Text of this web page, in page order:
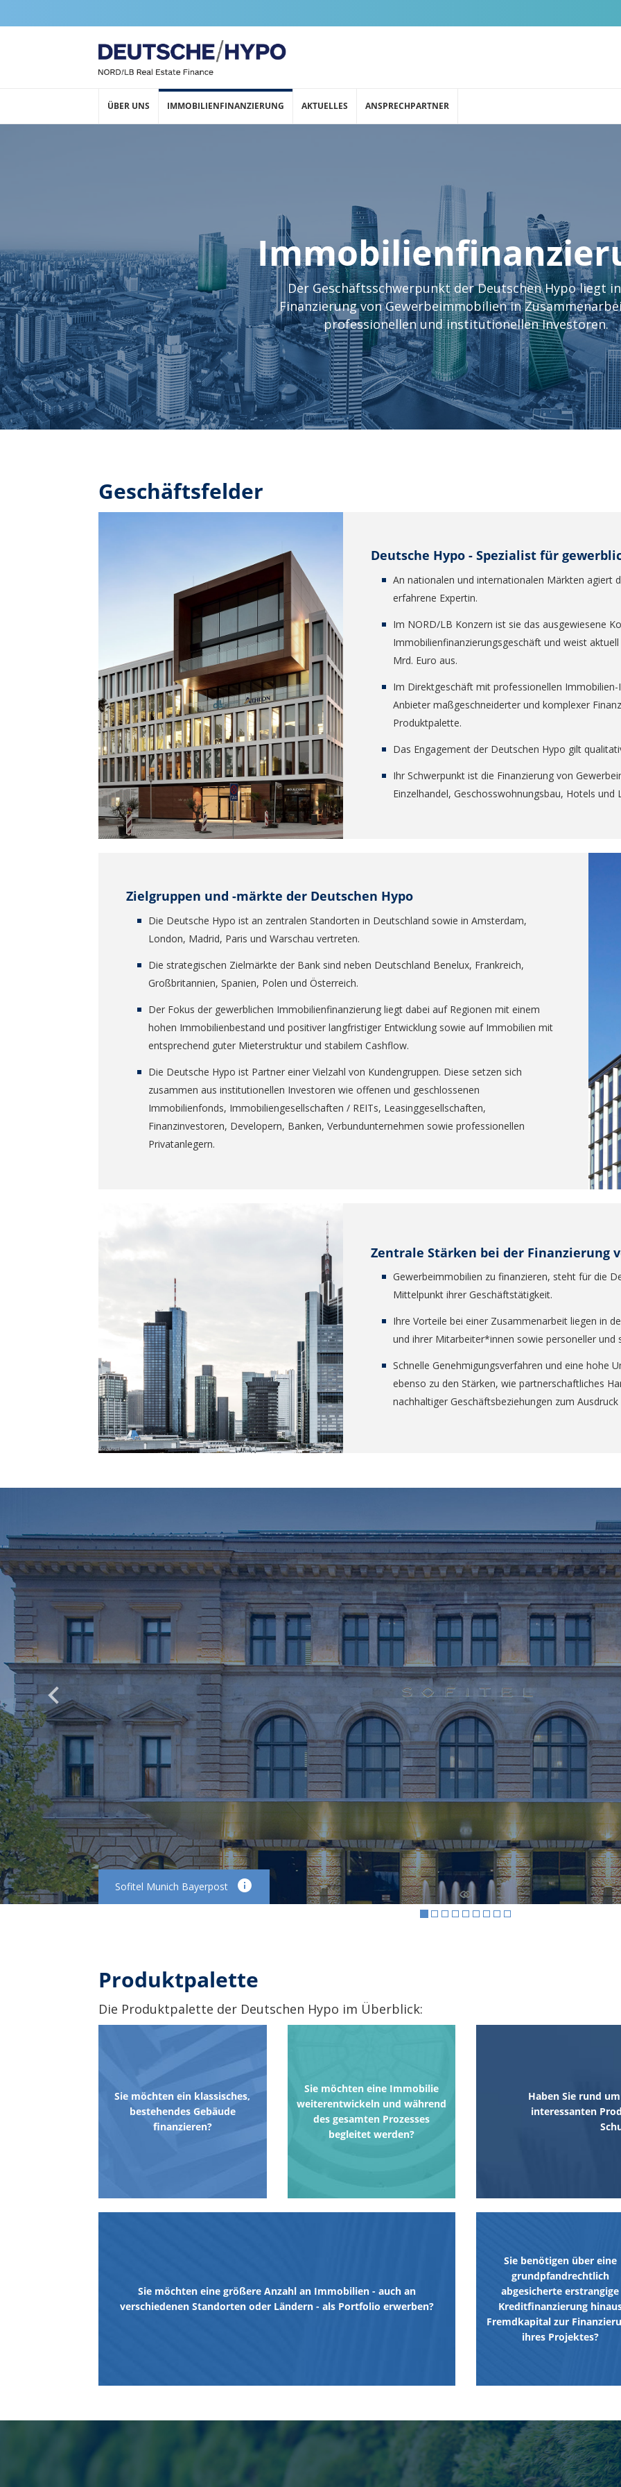
ÜBER UNS IMMOBILIENFINANZIERUNG AKTUELLES ANSPRECHPARTNER
Der Geschäftsschwerpunkt der Deutschen Hypo liegt
Finanzierung von Gewerbeimmobilien in
professionellen und institutionellen Investoren.
Geschäftsfelder
Deutsche Hypo - Spezialist für
An nationalen und internationalen Märkten agiert
erfahrene Expertin.
Im NORD/LB Konzern ist sie das ausgewiesene
Immobilienfinanzierungsgeschäft und weist
Mrd. Euro aus.
Im Direktgeschäft mit professionellen
Anbieter maßgeschneiderter und komplexer
Produktpalette.
Das Engagement der Deutschen Hypo gilt
Ihr Schwerpunkt ist die Finanzierung von
Einzelhandel, Geschosswohnungsbau, Hotels und
Zielgruppen und -märkte der Deutschen Hypo
Die Deutsche Hypo ist an zentralen Standorten in Deutschland sowie in Amsterdam,
London, Madrid, Paris und Warschau vertreten.
Die strategischen Zielmärkte der Bank sind neben Deutschland Benelux, Frankreich,
Großbritannien, Spanien, Polen und Österreich.
Der Fokus der gewerblichen Immobilienfinanzierung liegt dabei auf Regionen mit einem
hohen Immobilienbestand und positiver langfristiger Entwicklung sowie auf Immobilien mit
entsprechend guter Mieterstruktur und stabilem Cashflow.
Die Deutsche Hypo ist Partner einer Vielzahl von Kundengruppen. Diese setzen sich
zusammen aus institutionellen Investoren wie offenen und geschlossenen
Immobilienfonds, Immobiliengesellschaften / REITs, Leasinggesellschaften,
Finanzinvestoren, Developern, Banken, Verbundunternehmen sowie professionellen
Privatanlegern.
Zentrale Stärken bei der Finanzierung
Gewerbeimmobilien zu finanzieren, steht für die
Mittelpunkt ihrer Geschäftstätigkeit.
Ihre Vorteile bei einer Zusammenarbeit liegen in
und ihrer Mitarbeiter*innen sowie personeller und
Schnelle Genehmigungsverfahren und eine hohe
ebenso zu den Stärken, wie partnerschaftliches
nachhaltiger Geschäftsbeziehungen zum
Lister Dreieck
Previous
Produktpalette
Die Produktpalette der Deutschen Hypo im Überblick:
Sie möchten ein klassisches,
bestehendes Gebäude
finanzieren?
Sie möchten eine Immobilie
weiterentwickeln und während
des gesamten Prozesses
begleitet werden?
Haben Sie rund
interessanten
Sie möchten eine größere Anzahl an Immobilien - auch an
verschiedenen Standorten oder Ländern - als Portfolio erwerben?
Sie benötigen über eine
grundpfandrechtlich
abgesicherte erstrangige
Kreditfinanzierung
Fremdkapital zur
ihres Projektes?